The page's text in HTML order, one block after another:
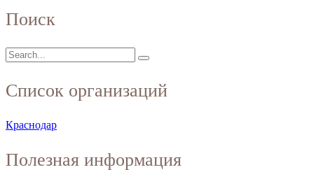
Поиск
Список организаций
Краснодар
Полезная информация